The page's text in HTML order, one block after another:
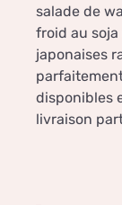
salade de
froid au
japonaises
disponibles
livraison